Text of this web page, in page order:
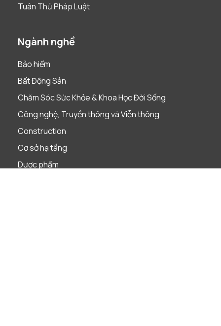
Tuân Thủ Pháp Luật
Ngành nghề
Bảo hiểm
Bất Động Sản
Chăm Sóc Sức Khỏe & Khoa Học Đời Sống
Công nghệ, Truyền thông và Viễn thông
Construction
Cơ sở hạ tầng
Dược phẩm